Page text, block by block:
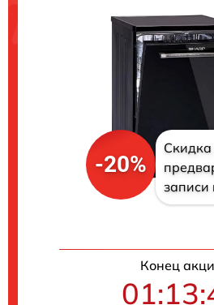
-20%
Скидка
записи
Конец